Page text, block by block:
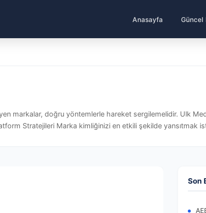
Anasayfa Güncel
markalar, doğru yöntemlerle hareket sergilemelidir. Ulk
Stratejileri Marka kimliğinizi en etkili şekilde yansıtmak
Son